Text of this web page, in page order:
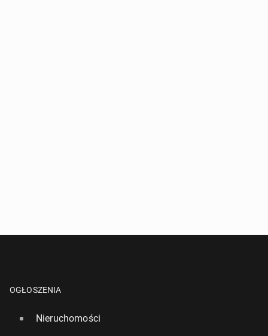
OGŁOSZENIA
Nieruchomości